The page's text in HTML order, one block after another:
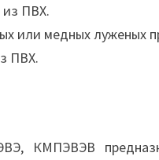
из ПВХ.
или медных луженых
ПВХ.
КМПЭВЭВ